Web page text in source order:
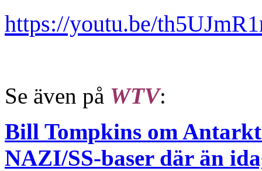
https://youtu.be/
Se även på WTV:
Bill Tompkins om
NAZI/SS-baser där än